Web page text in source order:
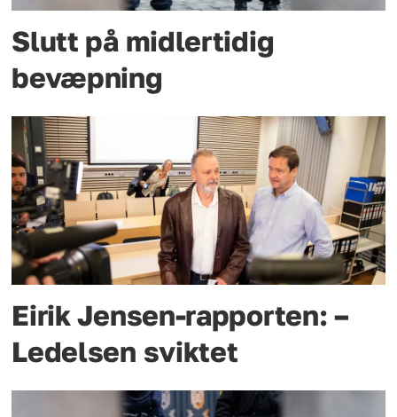
Slutt på midlertidig
bevæpning
Eirik Jensen-rapporten: –
Ledelsen sviktet